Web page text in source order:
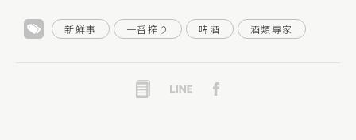
新鮮事 一番搾り 啤酒 酒類專家